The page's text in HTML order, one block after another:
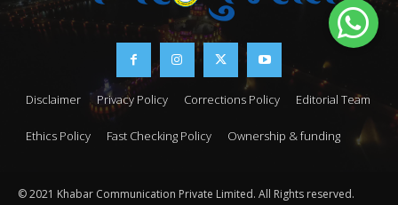
Disclaimer Privacy Policy Corrections Policy Editorial Team
Ethics Policy Fast Checking Policy Ownership & funding
© 2021 Khabar Communication Private Limited. All Rights reserved.